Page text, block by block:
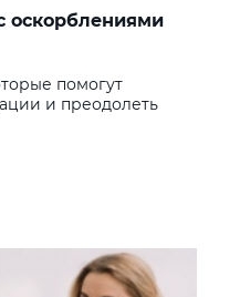
оскорблениями
помогут
и преодолеть